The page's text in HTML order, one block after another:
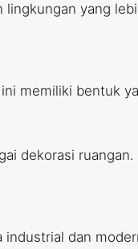
yang
memiliki bentuk
dekorasi ruangan.
industrial dan